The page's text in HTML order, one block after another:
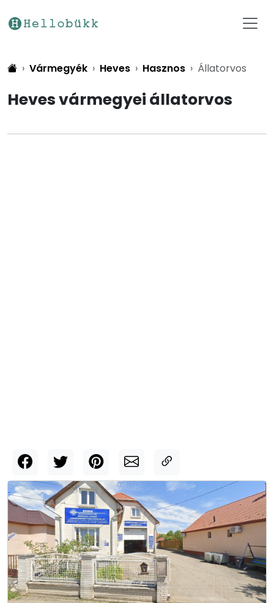
Vármegyék Heves Hasznos Állatorvos
Heves vármegyei állatorvos